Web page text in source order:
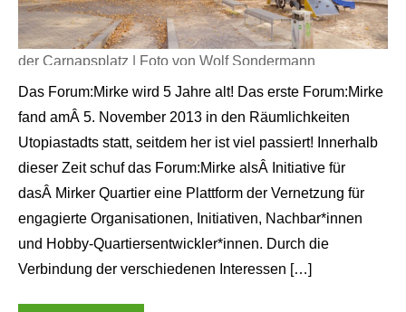
der Carnapsplatz | Foto von Wolf Sondermann
Das Forum:Mirke wird 5 Jahre alt! Das erste Forum:Mirke
fand amÂ 5. November 2013 in den Räumlichkeiten
Utopiastadts statt, seitdem her ist viel passiert! Innerhalb
dieser Zeit schuf das Forum:Mirke alsÂ Initiative für
dasÂ Mirker Quartier eine Plattform der Vernetzung für
engagierte Organisationen, Initiativen, Nachbar*innen
und Hobby-Quartiersentwickler*innen. Durch die
Verbindung der verschiedenen Interessen […]